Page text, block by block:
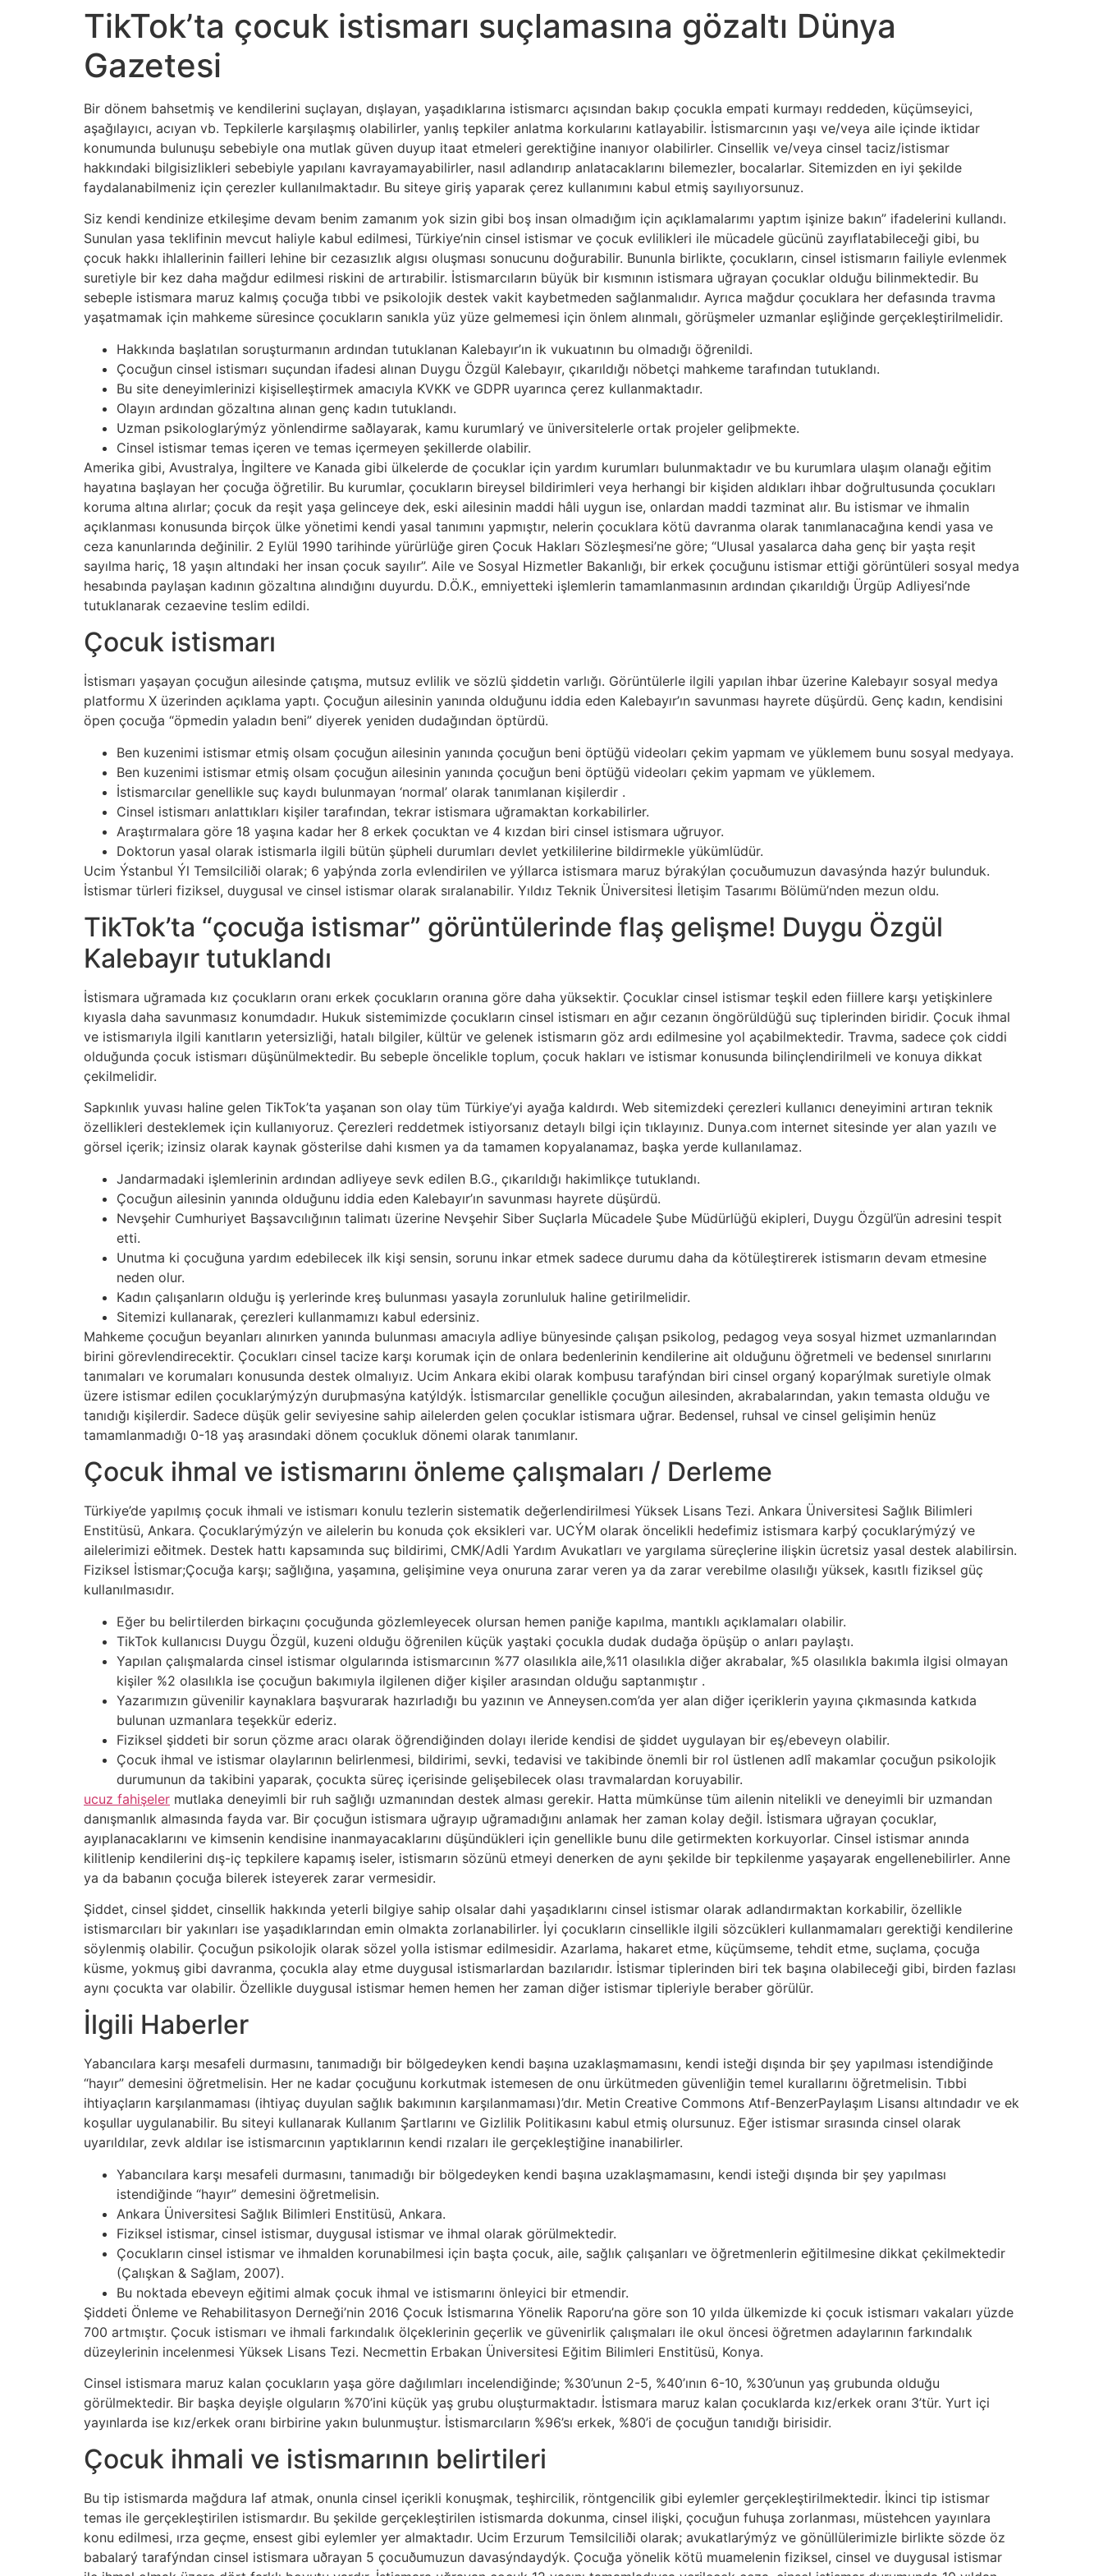
TikTok’ta çocuk istismarı suçlamasına gözaltı Dünya
Gazetesi
Bir dönem bahsetmiş ve kendilerini suçlayan, dışlayan, yaşadıklarına istismarcı açısından bakıp çocukla empati kurmayı reddeden, küçümseyici,
aşağılayıcı, acıyan vb. Tepkilerle karşılaşmış olabilirler, yanlış tepkiler anlatma korkularını katlayabilir. İstismarcının yaşı ve/veya aile içinde iktidar
konumunda bulunuşu sebebiyle ona mutlak güven duyup itaat etmeleri gerektiğine inanıyor olabilirler. Cinsellik ve/veya cinsel taciz/istismar
hakkındaki bilgisizlikleri sebebiyle yapılanı kavrayamayabilirler, nasıl adlandırıp anlatacaklarını bilemezler, bocalarlar. Sitemizden en iyi şekilde
faydalanabilmeniz için çerezler kullanılmaktadır. Bu siteye giriş yaparak çerez kullanımını kabul etmiş sayılıyorsunuz.
Siz kendi kendinize etkileşime devam benim zamanım yok sizin gibi boş insan olmadığım için açıklamalarımı yaptım işinize bakın” ifadelerini kullandı.
Sunulan yasa teklifinin mevcut haliyle kabul edilmesi, Türkiye’nin cinsel istismar ve çocuk evlilikleri ile mücadele gücünü zayıflatabileceği gibi, bu
çocuk hakkı ihlallerinin failleri lehine bir cezasızlık algısı oluşması sonucunu doğurabilir. Bununla birlikte, çocukların, cinsel istismarın failiyle evlenmek
suretiyle bir kez daha mağdur edilmesi riskini de artırabilir. İstismarcıların büyük bir kısmının istismara uğrayan çocuklar olduğu bilinmektedir. Bu
sebeple istismara maruz kalmış çocuğa tıbbi ve psikolojik destek vakit kaybetmeden sağlanmalıdır. Ayrıca mağdur çocuklara her defasında travma
yaşatmamak için mahkeme süresince çocukların sanıkla yüz yüze gelmemesi için önlem alınmalı, görüşmeler uzmanlar eşliğinde gerçekleştirilmelidir.
Hakkında başlatılan soruşturmanın ardından tutuklanan Kalebayır’ın ik vukuatının bu olmadığı öğrenildi.
Çocuğun cinsel istismarı suçundan ifadesi alınan Duygu Özgül Kalebayır, çıkarıldığı nöbetçi mahkeme tarafından tutuklandı.
Bu site deneyimlerinizi kişiselleştirmek amacıyla KVKK ve GDPR uyarınca çerez kullanmaktadır.
Olayın ardından gözaltına alınan genç kadın tutuklandı.
Uzman psikologlarýmýz yönlendirme saðlayarak, kamu kurumlarý ve üniversitelerle ortak projeler geliþmekte.
Cinsel istismar temas içeren ve temas içermeyen şekillerde olabilir.
Amerika gibi, Avustralya, İngiltere ve Kanada gibi ülkelerde de çocuklar için yardım kurumları bulunmaktadır ve bu kurumlara ulaşım olanağı eğitim
hayatına başlayan her çocuğa öğretilir. Bu kurumlar, çocukların bireysel bildirimleri veya herhangi bir kişiden aldıkları ihbar doğrultusunda çocukları
koruma altına alırlar; çocuk da reşit yaşa gelinceye dek, eski ailesinin maddi hâli uygun ise, onlardan maddi tazminat alır. Bu istismar ve ihmalin
açıklanması konusunda birçok ülke yönetimi kendi yasal tanımını yapmıştır, nelerin çocuklara kötü davranma olarak tanımlanacağına kendi yasa ve
ceza kanunlarında değinilir. 2 Eylül 1990 tarihinde yürürlüğe giren Çocuk Hakları Sözleşmesi’ne göre; “Ulusal yasalarca daha genç bir yaşta reşit
sayılma hariç, 18 yaşın altındaki her insan çocuk sayılır”. Aile ve Sosyal Hizmetler Bakanlığı, bir erkek çocuğunu istismar ettiği görüntüleri sosyal medya
hesabında paylaşan kadının gözaltına alındığını duyurdu. D.Ö.K., emniyetteki işlemlerin tamamlanmasının ardından çıkarıldığı Ürgüp Adliyesi’nde
tutuklanarak cezaevine teslim edildi.
Çocuk istismarı
İstismarı yaşayan çocuğun ailesinde çatışma, mutsuz evlilik ve sözlü şiddetin varlığı. Görüntülerle ilgili yapılan ihbar üzerine Kalebayır sosyal medya
platformu X üzerinden açıklama yaptı. Çocuğun ailesinin yanında olduğunu iddia eden Kalebayır’ın savunması hayrete düşürdü. Genç kadın, kendisini
öpen çocuğa “öpmedin yaladın beni” diyerek yeniden dudağından öptürdü.
Ben kuzenimi istismar etmiş olsam çocuğun ailesinin yanında çocuğun beni öptüğü videoları çekim yapmam ve yüklemem bunu sosyal medyaya.
Ben kuzenimi istismar etmiş olsam çocuğun ailesinin yanında çocuğun beni öptüğü videoları çekim yapmam ve yüklemem.
İstismarcılar genellikle suç kaydı bulunmayan ‘normal’ olarak tanımlanan kişilerdir .
Cinsel istismarı anlattıkları kişiler tarafından, tekrar istismara uğramaktan korkabilirler.
Araştırmalara göre 18 yaşına kadar her 8 erkek çocuktan ve 4 kızdan biri cinsel istismara uğruyor.
Doktorun yasal olarak istismarla ilgili bütün şüpheli durumları devlet yetkililerine bildirmekle yükümlüdür.
Ucim Ýstanbul Ýl Temsilciliði olarak; 6 yaþýnda zorla evlendirilen ve yýllarca istismara maruz býrakýlan çocuðumuzun davasýnda hazýr bulunduk.
İstismar türleri fiziksel, duygusal ve cinsel istismar olarak sıralanabilir. Yıldız Teknik Üniversitesi İletişim Tasarımı Bölümü’nden mezun oldu.
TikTok’ta “çocuğa istismar” görüntülerinde flaş gelişme! Duygu Özgül
Kalebayır tutuklandı
İstismara uğramada kız çocukların oranı erkek çocukların oranına göre daha yüksektir. Çocuklar cinsel istismar teşkil eden fiillere karşı yetişkinlere
kıyasla daha savunmasız konumdadır. Hukuk sistemimizde çocukların cinsel istismarı en ağır cezanın öngörüldüğü suç tiplerinden biridir. Çocuk ihmal
ve istismarıyla ilgili kanıtların yetersizliği, hatalı bilgiler, kültür ve gelenek istismarın göz ardı edilmesine yol açabilmektedir. Travma, sadece çok ciddi
olduğunda çocuk istismarı düşünülmektedir. Bu sebeple öncelikle toplum, çocuk hakları ve istismar konusunda bilinçlendirilmeli ve konuya dikkat
çekilmelidir.
Sapkınlık yuvası haline gelen TikTok’ta yaşanan son olay tüm Türkiye’yi ayağa kaldırdı. Web sitemizdeki çerezleri kullanıcı deneyimini artıran teknik
özellikleri desteklemek için kullanıyoruz. Çerezleri reddetmek istiyorsanız detaylı bilgi için tıklayınız. Dunya.com internet sitesinde yer alan yazılı ve
görsel içerik; izinsiz olarak kaynak gösterilse dahi kısmen ya da tamamen kopyalanamaz, başka yerde kullanılamaz.
Jandarmadaki işlemlerinin ardından adliyeye sevk edilen B.G., çıkarıldığı hakimlikçe tutuklandı.
Çocuğun ailesinin yanında olduğunu iddia eden Kalebayır’ın savunması hayrete düşürdü.
Nevşehir Cumhuriyet Başsavcılığının talimatı üzerine Nevşehir Siber Suçlarla Mücadele Şube Müdürlüğü ekipleri, Duygu Özgül’ün adresini tespit
etti.
Unutma ki çocuğuna yardım edebilecek ilk kişi sensin, sorunu inkar etmek sadece durumu daha da kötüleştirerek istismarın devam etmesine
neden olur.
Kadın çalışanların olduğu iş yerlerinde kreş bulunması yasayla zorunluluk haline getirilmelidir.
Sitemizi kullanarak, çerezleri kullanmamızı kabul edersiniz.
Mahkeme çocuğun beyanları alınırken yanında bulunması amacıyla adliye bünyesinde çalışan psikolog, pedagog veya sosyal hizmet uzmanlarından
birini görevlendirecektir. Çocukları cinsel tacize karşı korumak için de onlara bedenlerinin kendilerine ait olduğunu öğretmeli ve bedensel sınırlarını
tanımaları ve korumaları konusunda destek olmalıyız. Ucim Ankara ekibi olarak komþusu tarafýndan biri cinsel organý koparýlmak suretiyle olmak
üzere istismar edilen çocuklarýmýzýn duruþmasýna katýldýk. İstismarcılar genellikle çocuğun ailesinden, akrabalarından, yakın temasta olduğu ve
tanıdığı kişilerdir. Sadece düşük gelir seviyesine sahip ailelerden gelen çocuklar istismara uğrar. Bedensel, ruhsal ve cinsel gelişimin henüz
tamamlanmadığı 0-18 yaş arasındaki dönem çocukluk dönemi olarak tanımlanır.
Çocuk ihmal ve istismarını önleme çalışmaları / Derleme
Türkiye’de yapılmış çocuk ihmali ve istismarı konulu tezlerin sistematik değerlendirilmesi Yüksek Lisans Tezi. Ankara Üniversitesi Sağlık Bilimleri
Enstitüsü, Ankara. Çocuklarýmýzýn ve ailelerin bu konuda çok eksikleri var. UCÝM olarak öncelikli hedefimiz istismara karþý çocuklarýmýzý ve
ailelerimizi eðitmek. Destek hattı kapsamında suç bildirimi, CMK/Adli Yardım Avukatları ve yargılama süreçlerine ilişkin ücretsiz yasal destek alabilirsin.
Fiziksel İstismar;Çocuğa karşı; sağlığına, yaşamına, gelişimine veya onuruna zarar veren ya da zarar verebilme olasılığı yüksek, kasıtlı fiziksel güç
kullanılmasıdır.
Eğer bu belirtilerden birkaçını çocuğunda gözlemleyecek olursan hemen paniğe kapılma, mantıklı açıklamaları olabilir.
TikTok kullanıcısı Duygu Özgül, kuzeni olduğu öğrenilen küçük yaştaki çocukla dudak dudağa öpüşüp o anları paylaştı.
Yapılan çalışmalarda cinsel istismar olgularında istismarcının %77 olasılıkla aile,%11 olasılıkla diğer akrabalar, %5 olasılıkla bakımla ilgisi olmayan
kişiler %2 olasılıkla ise çocuğun bakımıyla ilgilenen diğer kişiler arasından olduğu saptanmıştır .
Yazarımızın güvenilir kaynaklara başvurarak hazırladığı bu yazının ve Anneysen.com’da yer alan diğer içeriklerin yayına çıkmasında katkıda
bulunan uzmanlara teşekkür ederiz.
Fiziksel şiddeti bir sorun çözme aracı olarak öğrendiğinden dolayı ileride kendisi de şiddet uygulayan bir eş/ebeveyn olabilir.
Çocuk ihmal ve istismar olaylarının belirlenmesi, bildirimi, sevki, tedavisi ve takibinde önemli bir rol üstlenen adlî makamlar çocuğun psikolojik
durumunun da takibini yaparak, çocukta süreç içerisinde gelişebilecek olası travmalardan koruyabilir.
ucuz fahişeler mutlaka deneyimli bir ruh sağlığı uzmanından destek alması gerekir. Hatta mümkünse tüm ailenin nitelikli ve deneyimli bir uzmandan
danışmanlık almasında fayda var. Bir çocuğun istismara uğrayıp uğramadığını anlamak her zaman kolay değil. İstismara uğrayan çocuklar,
ayıplanacaklarını ve kimsenin kendisine inanmayacaklarını düşündükleri için genellikle bunu dile getirmekten korkuyorlar. Cinsel istismar anında
kilitlenip kendilerini dış-iç tepkilere kapamış iseler, istismarın sözünü etmeyi denerken de aynı şekilde bir tepkilenme yaşayarak engellenebilirler. Anne
ya da babanın çocuğa bilerek isteyerek zarar vermesidir.
Şiddet, cinsel şiddet, cinsellik hakkında yeterli bilgiye sahip olsalar dahi yaşadıklarını cinsel istismar olarak adlandırmaktan korkabilir, özellikle
istismarcıları bir yakınları ise yaşadıklarından emin olmakta zorlanabilirler. İyi çocukların cinsellikle ilgili sözcükleri kullanmamaları gerektiği kendilerine
söylenmiş olabilir. Çocuğun psikolojik olarak sözel yolla istismar edilmesidir. Azarlama, hakaret etme, küçümseme, tehdit etme, suçlama, çocuğa
küsme, yokmuş gibi davranma, çocukla alay etme duygusal istismarlardan bazılarıdır. İstismar tiplerinden biri tek başına olabileceği gibi, birden fazlası
aynı çocukta var olabilir. Özellikle duygusal istismar hemen hemen her zaman diğer istismar tipleriyle beraber görülür.
İlgili Haberler
Yabancılara karşı mesafeli durmasını, tanımadığı bir bölgedeyken kendi başına uzaklaşmamasını, kendi isteği dışında bir şey yapılması istendiğinde
“hayır” demesini öğretmelisin. Her ne kadar çocuğunu korkutmak istemesen de onu ürkütmeden güvenliğin temel kurallarını öğretmelisin. Tıbbi
ihtiyaçların karşılanmaması (ihtiyaç duyulan sağlık bakımının karşılanmaması)’dır. Metin Creative Commons Atıf-BenzerPaylaşım Lisansı altındadır ve ek
koşullar uygulanabilir. Bu siteyi kullanarak Kullanım Şartlarını ve Gizlilik Politikasını kabul etmiş olursunuz. Eğer istismar sırasında cinsel olarak
uyarıldılar, zevk aldılar ise istismarcının yaptıklarının kendi rızaları ile gerçekleştiğine inanabilirler.
Yabancılara karşı mesafeli durmasını, tanımadığı bir bölgedeyken kendi başına uzaklaşmamasını, kendi isteği dışında bir şey yapılması
istendiğinde “hayır” demesini öğretmelisin.
Ankara Üniversitesi Sağlık Bilimleri Enstitüsü, Ankara.
Fiziksel istismar, cinsel istismar, duygusal istismar ve ihmal olarak görülmektedir.
Çocukların cinsel istismar ve ihmalden korunabilmesi için başta çocuk, aile, sağlık çalışanları ve öğretmenlerin eğitilmesine dikkat çekilmektedir
(Çalışkan & Sağlam, 2007).
Bu noktada ebeveyn eğitimi almak çocuk ihmal ve istismarını önleyici bir etmendir.
Şiddeti Önleme ve Rehabilitasyon Derneği’nin 2016 Çocuk İstismarına Yönelik Raporu’na göre son 10 yılda ülkemizde ki çocuk istismarı vakaları yüzde
700 artmıştır. Çocuk istismarı ve ihmali farkındalık ölçeklerinin geçerlik ve güvenirlik çalışmaları ile okul öncesi öğretmen adaylarının farkındalık
düzeylerinin incelenmesi Yüksek Lisans Tezi. Necmettin Erbakan Üniversitesi Eğitim Bilimleri Enstitüsü, Konya.
Cinsel istismara maruz kalan çocukların yaşa göre dağılımları incelendiğinde; %30’unun 2-5, %40’ının 6-10, %30’unun yaş grubunda olduğu
görülmektedir. Bir başka deyişle olguların %70’ini küçük yaş grubu oluşturmaktadır. İstismara maruz kalan çocuklarda kız/erkek oranı 3’tür. Yurt içi
yayınlarda ise kız/erkek oranı birbirine yakın bulunmuştur. İstismarcıların %96’sı erkek, %80’i de çocuğun tanıdığı birisidir.
Çocuk ihmali ve istismarının belirtileri
Bu tip istismarda mağdura laf atmak, onunla cinsel içerikli konuşmak, teşhircilik, röntgencilik gibi eylemler gerçekleştirilmektedir. İkinci tip istismar
temas ile gerçekleştirilen istismardır. Bu şekilde gerçekleştirilen istismarda dokunma, cinsel ilişki, çocuğun fuhuşa zorlanması, müstehcen yayınlara
konu edilmesi, ırza geçme, ensest gibi eylemler yer almaktadır. Ucim Erzurum Temsilciliði olarak; avukatlarýmýz ve gönüllülerimizle birlikte sözde öz
babalarý tarafýndan cinsel istismara uðrayan 5 çocuðumuzun davasýndaydýk. Çocuğa yönelik kötü muamelenin fiziksel, cinsel ve duygusal istismar